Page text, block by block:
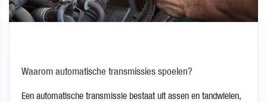
Waarom automatische transmissies spoelen?
Een automatische transmissie bestaat uit assen en tandwielen,